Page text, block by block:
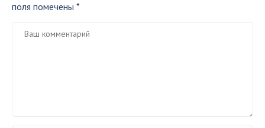
поля помечены *